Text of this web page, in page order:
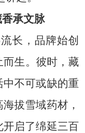
承文脉
长，品牌始创
而生。彼时，藏
不可或缺的重
拔雪域药材，
启了绵延三百